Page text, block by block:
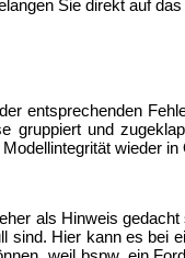
Sie direkt auf
entsprechenden
gruppiert und
wieder
als Hinweis
Hier kann es